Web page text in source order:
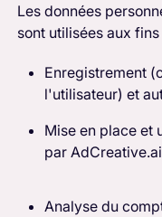
Les données
sont utilisées aux
Enregistrement
l'utilisateur) et
Mise en place et
par
Analyse du